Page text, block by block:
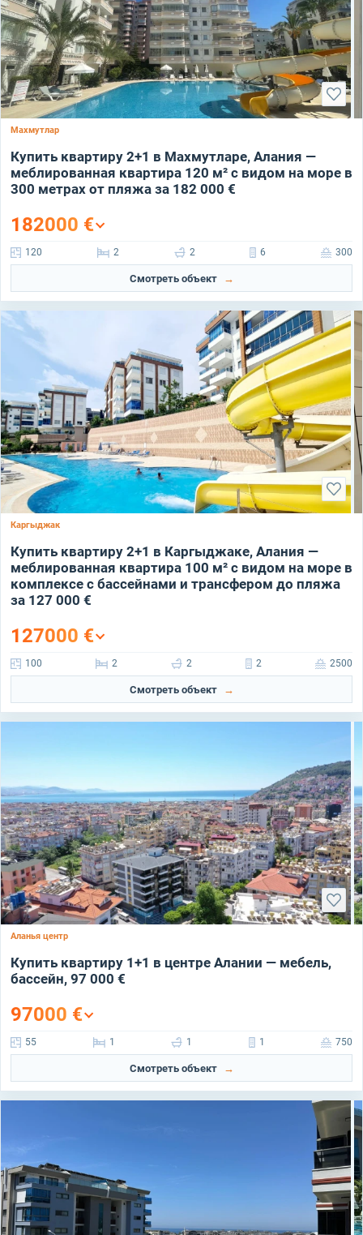
Махмутлар
Купить квартиру 2+1 в Махмутларе, Алания —
меблированная квартира 120 м² с видом на море в
300 метрах от пляжа за 182 000 €
182000 €
120 2 2 6 300
Смотреть объект
Каргыджак
Купить квартиру 2+1 в Каргыджаке, Алания —
меблированная квартира 100 м² с видом на море в
комплексе с бассейнами и трансфером до пляжа
за 127 000 €
127000 €
100 2 2 2 2500
Смотреть объект
Аланья центр
Купить квартиру 1+1 в центре Алании — мебель,
бассейн, 97 000 €
97000 €
55 1 1 1 750
Смотреть объект